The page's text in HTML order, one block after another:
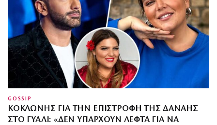
GOSSIP
ΚΟΚΛΏΝΗΣ ΓΙΑ ΤΗΝ ΕΠΙΣΤΡΟΦΉ ΤΗΣ ΔΑΝΆΗΣ
ΣΤΟ ΓΥΑΛΊ: «ΔΕΝ ΥΠΆΡΧΟΥΝ ΛΕΦΤΆ ΓΙΑ ΝΑ